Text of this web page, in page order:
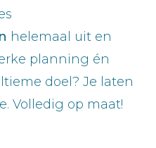
helemaal uit en
planning én
doel? Je laten
Volledig op maat!